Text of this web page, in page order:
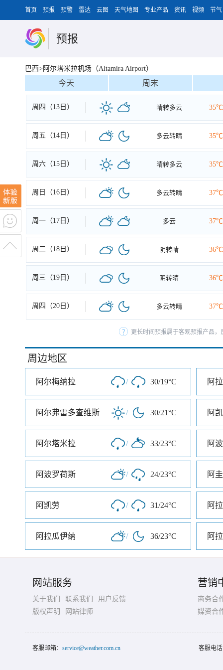
首页 预报 预警 雷达 云图 天气地图 专业产品 资讯 视频 节气
预报
巴西>阿尔塔米拉机场（Altamira Airport）
今天 周末
周四（13日） 晴转多云 35℃
周五（14日） 多云转晴 35℃
周六（15日） 晴转多云 35℃
周日（16日） 多云转晴 37℃
周一（17日） 多云 37℃
周二（18日） 阴转晴 36℃
周三（19日） 阴转晴 36℃
周四（20日） 多云转晴 37℃
更长时间预报属于客观预报产品
周边地区
阿尔梅纳拉 / 30/19°C 阿
阿尔弗雷多查维斯 / 30/21°C 阿
阿尔塔米拉 / 33/23°C 阿
阿波罗荷斯 / 24/23°C 阿
阿凯劳 / 31/24°C 阿
阿拉瓜伊纳 / 36/23°C 阿
网站服务
关于我们 联系我们
用户反馈
版权声明
网站律师
营销
商务合
媒资合
客服邮箱： service@weather.com.cn 客服电